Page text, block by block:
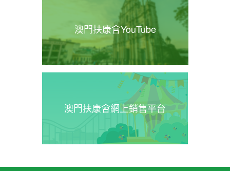
澳門扶康會YouTube
澳門扶康會網上銷售平台